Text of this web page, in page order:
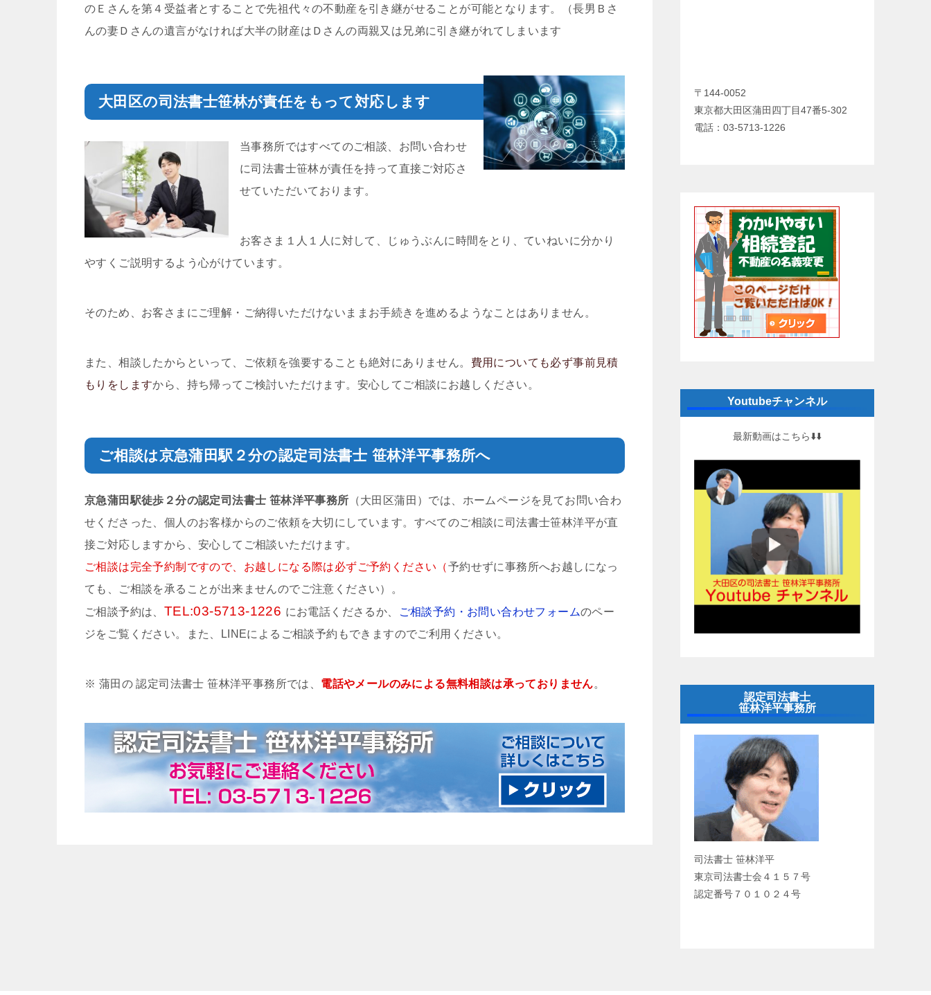
のＥさんを第４受益者とすることで先祖代々の不動産を引き継がせることが可能となります。（長男Ｂさ
んの妻Ｄさんの遺言がなければ大半の財産はＤさんの両親又は兄弟に引き継がれてしまいます
大田区の司法書士笹林が責任をもって対応します
当事務所ではすべてのご相談、お問い合わせ
に司法書士笹林が責任を持って直接ご対応さ
せていただいております。
お客さま１人１人に対して、じゅうぶんに時間をとり、ていねいに分かり
やすくご説明するよう心がけています。
そのため、お客さまにご理解・ご納得いただけないままお手続きを進めるようなことはありません。
また、相談したからといって、ご依頼を強要することも絶対にありません。 費用についても必ず事前見積
もりをしますから、持ち帰ってご検討いただけます。安心してご相談にお越しください。
ご相談は京急蒲田駅２分の認定司法書士 笹林洋平事務所へ
京急蒲田駅徒歩２分の認定司法書士 笹林洋平事務所 （大田区蒲田）では、ホームページを見てお問い合わ
せくださった、個人のお客様からのご依頼を大切にしています。すべてのご相談に司法書士笹林洋平が直
接ご対応しますから、安心してご相談いただけます。
ご相談は完全予約制 ですので、お越しになる際は必ずご予約ください（予約せずに事務所へお越しになっ
ても、ご相談を承ることが出来ませんのでご注意ください）。
ご相談予約は、 TEL:03-5713-1226 にお電話くださるか、 ご相談予約・お問い合わせフォームのペー
ジをご覧ください。また、LINEによるご相談予約もできますのでご利用ください。
※ 蒲田の 認定司法書士 笹林洋平事務所では、 電話やメールのみによる無料相談は承っておりません。
〒144-0052
東京都大田区蒲田四丁目47番5-302
電話：03-5713-1226
Youtubeチャンネル
最新動画はこちら⬇️⬇️
認定司法書士
笹林洋平事務所
司法書士 笹林洋平
東京司法書士会４１５７号
認定番号７０１０２４号